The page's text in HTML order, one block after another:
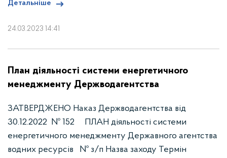
24.03.2023 14:41
Детальніше
План діяльності системи енергетичного
менеджменту Держводагентства
ЗАТВЕРДЖЕНО Наказ Держводагентства від
30.12.2022 № 152 ПЛАН діяльності системи
енергетичного менеджменту Державного агентства
водних ресурсів № з/п Назва заходу Термін